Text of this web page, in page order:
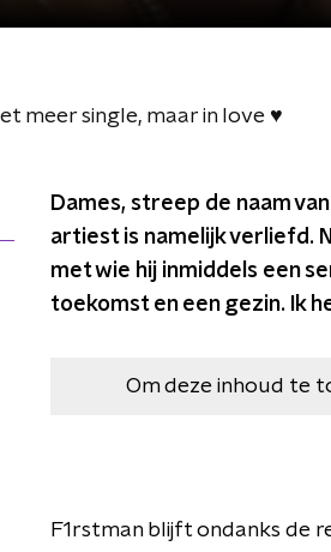
meer single, maar in love ♥
Dames, streep de naam
artiest is namelijk verliefd.
met wie hij inmiddels een
toekomst en een gezin. Ik
Om deze inhoud te
F1rstman blijft ondanks de